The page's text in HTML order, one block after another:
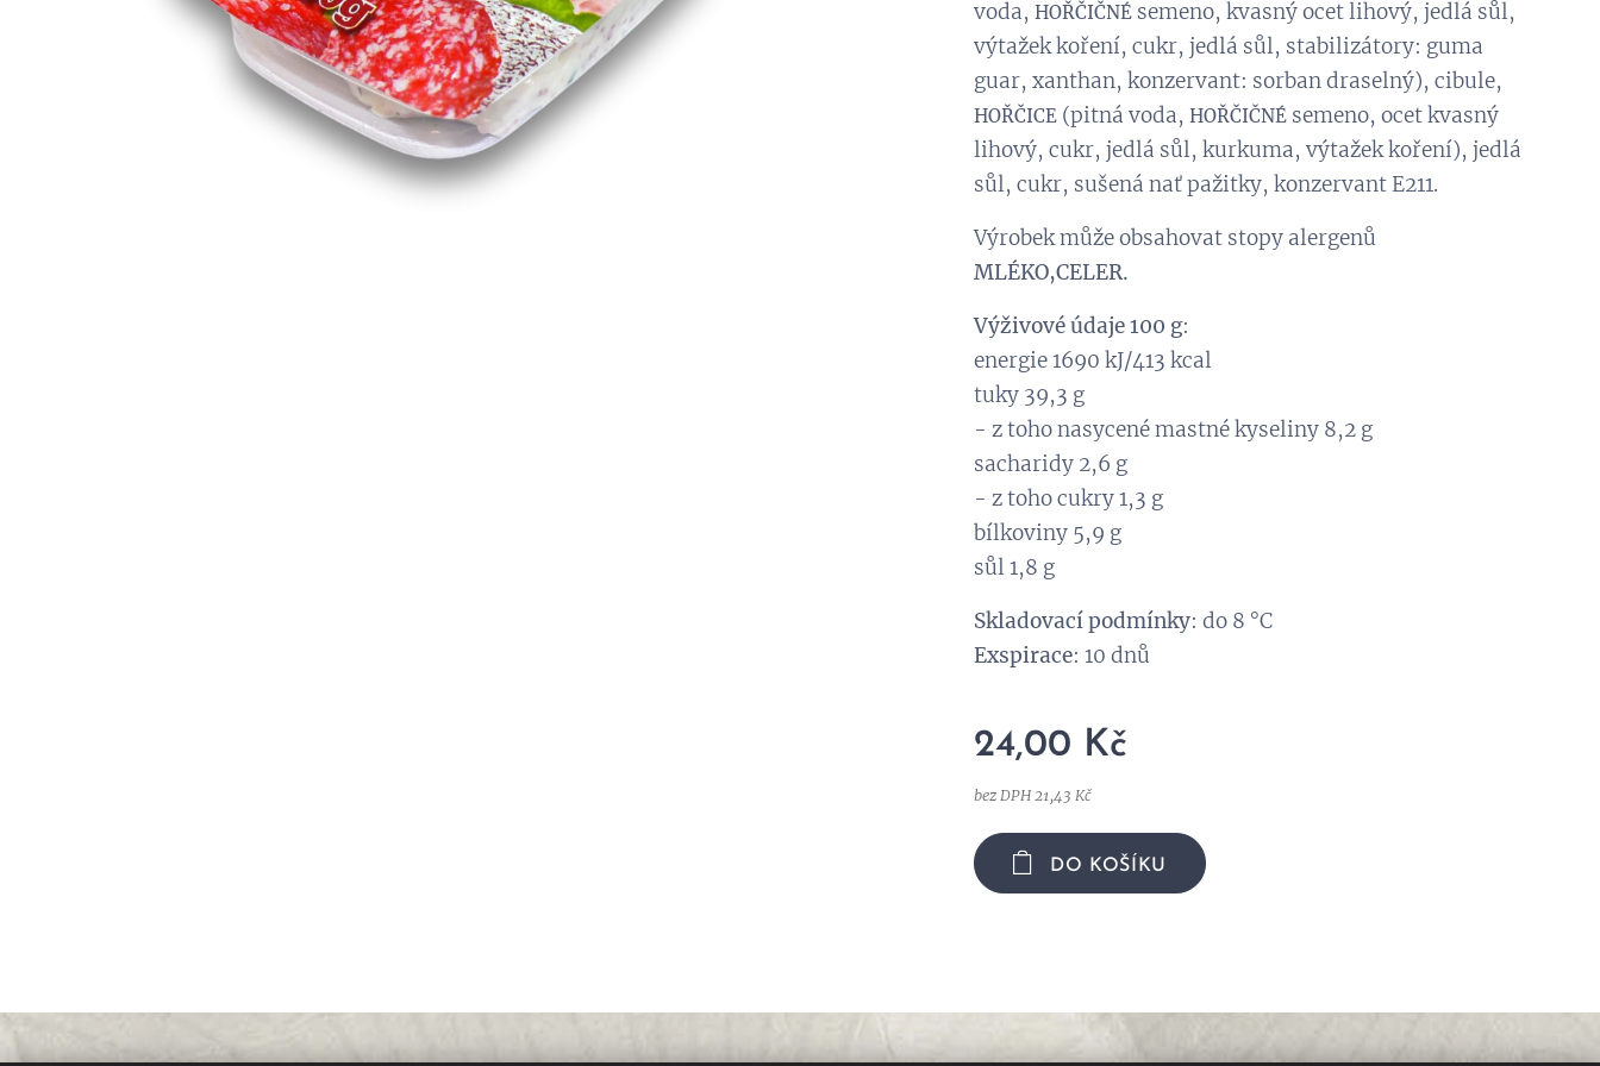
voda,HOŘČIČNÉ semeno, kvasný ocet lihový, jedlá sůl,
výtažek koření, cukr, jedlá sůl, stabilizátory: guma
guar, xanthan, konzervant: sorban draselný), cibule,
HOŘČICE (pitná voda,HOŘČIČNÉ semeno, ocet kvasný
lihový, cukr, jedlá sůl, kurkuma, výtažek koření), jedlá
sůl, cukr, sušená nať pažitky, konzervant E211.
Výrobek může obsahovat stopy alergenů
MLÉKO,CELER.
Výživové údaje 100 g:
energie 1690 kJ/413 kcal
tuky 39,3 g
- z toho nasycené mastné kyseliny 8,2 g
sacharidy 2,6 g
- z toho cukry 1,3 g
bílkoviny 5,9 g
sůl 1,8 g
Skladovací podmínky: do 8 °C
Exspirace: 10 dnů
24,00 Kč
bez DPH 21,43 Kč
DO KOŠÍKU